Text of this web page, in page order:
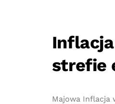
strefie
Majowa Inflacja